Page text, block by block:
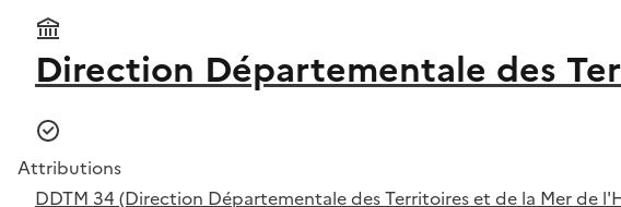
Direction Départementale des
Attributions
DDTM 34 (Direction Départementale des Territoires et de la Mer de